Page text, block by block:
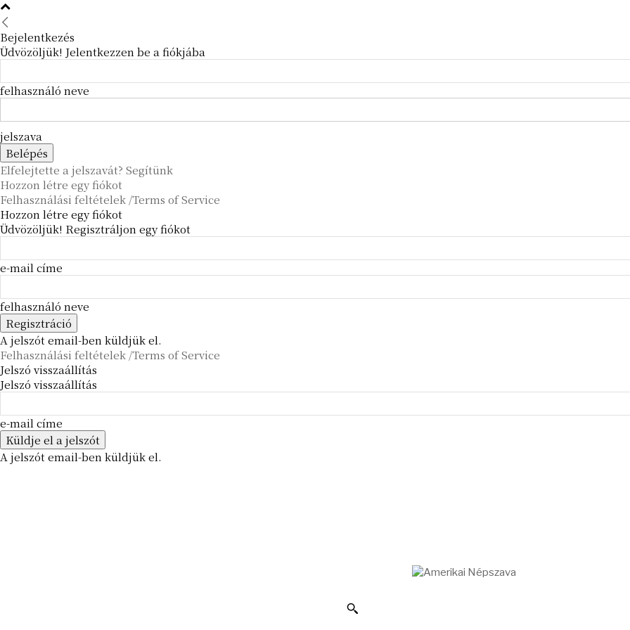
Bejelentkezés
Üdvözöljük! Jelentkezzen be a fiókjába
felhasználó neve
jelszava
Elfelejtette a jelszavát? Segítünk
Hozzon létre egy fiókot
Felhasználási feltételek /Terms of Service
Hozzon létre egy fiókot
Üdvözöljük! Regisztráljon egy fiókot
e-mail címe
felhasználó neve
A jelszót email-ben küldjük el.
Felhasználási feltételek /Terms of Service
Jelszó visszaállítás
Jelszó visszaállítás
e-mail címe
A jelszót email-ben küldjük el.